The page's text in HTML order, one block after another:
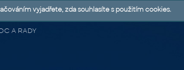
A RADY
vyjadřete, zda souhlasíte s použitím cookies.